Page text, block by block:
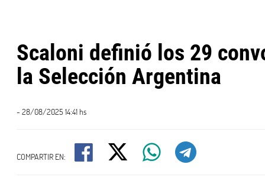
Scaloni definió los 29
la Selección Argentina
- 28/08/2025 14:41 hs
COMPARTIR EN: